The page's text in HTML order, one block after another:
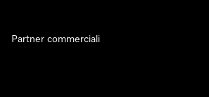
Partner commerciali